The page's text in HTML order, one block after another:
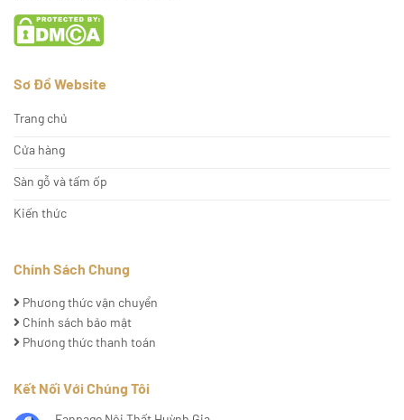
Sơ Đồ Website
Trang chủ
Cửa hàng
Sàn gỗ và tấm ốp
Kiến thức
Chính Sách Chung
Phương thức vận chuyển
Chính sách bảo mật
Phương thức thanh toán
Kết Nối Với Chúng Tôi